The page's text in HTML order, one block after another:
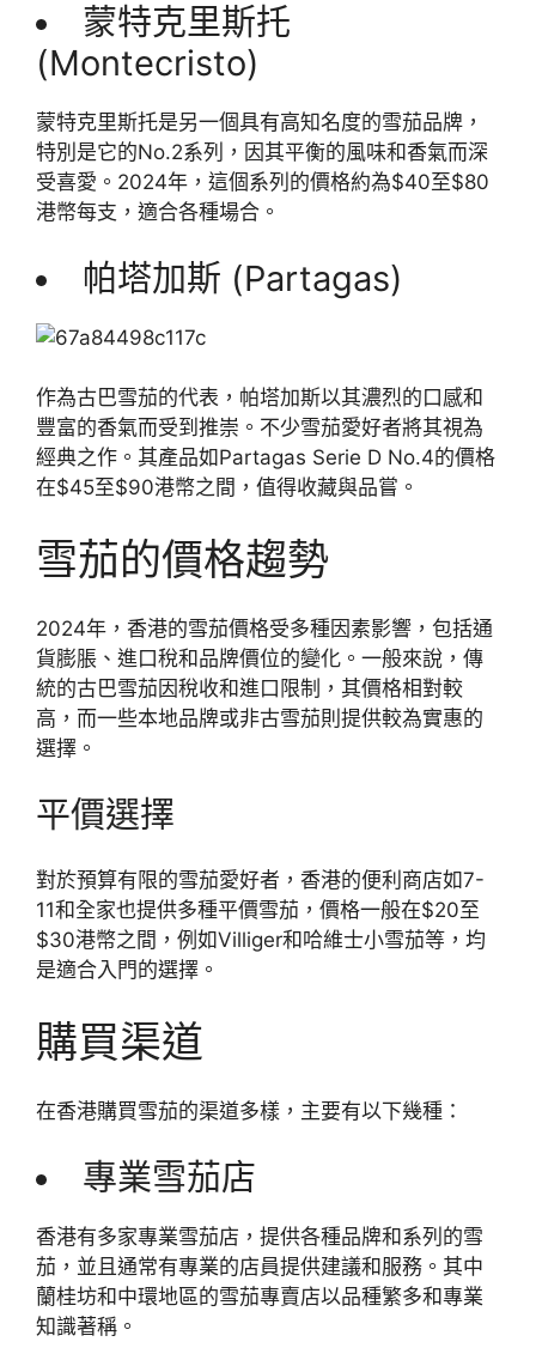
蒙特克里斯托
(Montecristo)
蒙特克里斯托是另一個具有高知名度的雪茄品牌，
特別是它的No.2系列，因其平衡的風味和香氣而深
受喜愛。2024年，這個系列的價格約為$40至$80
港幣每支，適合各種場合。
帕塔加斯 (Partagas)
作為古巴雪茄的代表，帕塔加斯以其濃烈的口感和
豐富的香氣而受到推崇。不少雪茄愛好者將其視為
經典之作。其產品如Partagas Serie D No.4的價格
在$45至$90港幣之間，值得收藏與品嘗。
雪茄的價格趨勢
2024年，香港的雪茄價格受多種因素影響，包括通
貨膨脹、進口稅和品牌價位的變化。一般來說，傳
統的古巴雪茄因稅收和進口限制，其價格相對較
高，而一些本地品牌或非古雪茄則提供較為實惠的
選擇。
平價選擇
對於預算有限的雪茄愛好者，香港的便利商店如7-
11和全家也提供多種平價雪茄，價格一般在$20至
$30港幣之間，例如Villiger和哈維士小雪茄等，均
是適合入門的選擇。
購買渠道
在香港購買雪茄的渠道多樣，主要有以下幾種：
專業雪茄店
香港有多家專業雪茄店，提供各種品牌和系列的雪
茄，並且通常有專業的店員提供建議和服務。其中
蘭桂坊和中環地區的雪茄專賣店以品種繁多和專業
知識著稱。